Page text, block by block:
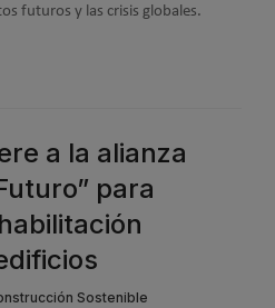
futuros y las crisis globales.
a la alianza
para
Sostenible